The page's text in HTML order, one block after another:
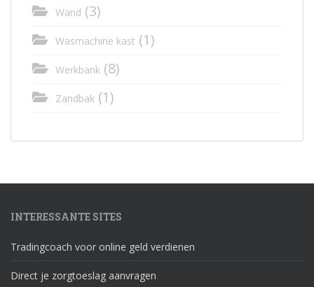
Wand (3)
Wasmachine kast (1)
Werkbank (8)
Zandbak (1)
INTERESSANTE SITES
Tradingcoach voor online geld verdienen
Direct je zorgtoeslag aanvragen